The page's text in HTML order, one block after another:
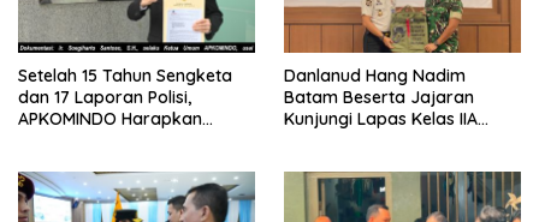
Setelah 15 Tahun Sengketa
dan 17 Laporan Polisi,
APKOMINDO Harapkan
K/TUN/2026
Danlanud Hang Nadim
Batam Beserta Jajaran
Kunjungi Lapas Kelas IIA